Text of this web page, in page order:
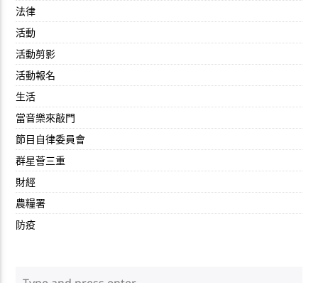
法律
活動
活動剪影
活動報名
生活
當音樂來敲門
節目自律委員會
群星薈三重
財經
農糧署
防疫